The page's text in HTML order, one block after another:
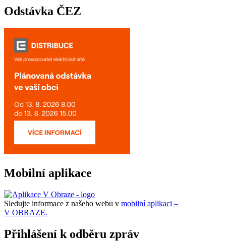
Odstávka ČEZ
Mobilní aplikace
Sledujte informace z našeho webu v mobilní aplikaci –
V OBRAZE.
Přihlášení k odběru zpráv